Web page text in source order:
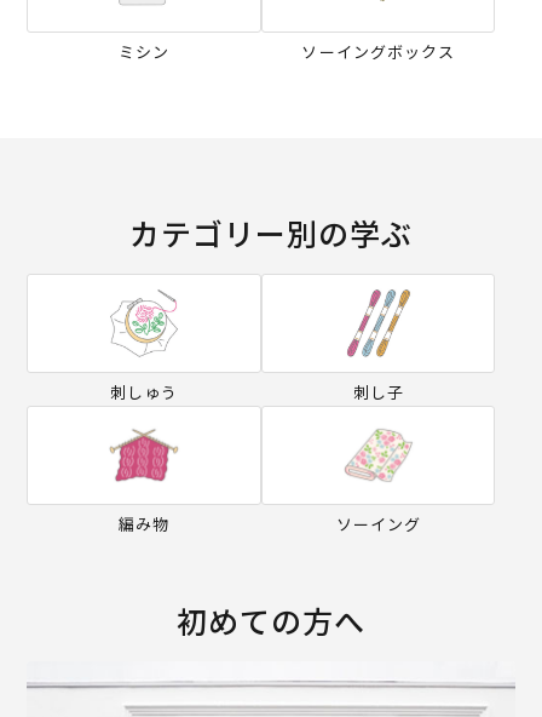
ミシン ソーイングボックス
カテゴリー別の学ぶ
刺しゅう 刺し子
編み物 ソーイング
初めての方へ